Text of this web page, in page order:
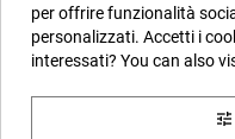
Seguici
per offrire funzionalità
personalizzati. Accetti i
interessati? You can also
tune